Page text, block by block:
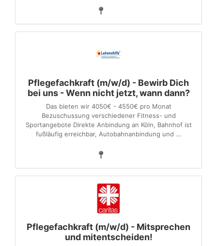
Pflegefachkraft (m/w/d) - Bewirb Dich
bei uns - Wenn nicht jetzt, wann dann?
Das bieten wir 4050€ - 4550€ pro Monat
Bezuschussung verschiedener Fitness- und
Sportangebote Direkte Anbindung an Köln, Bahnhof ist
fußläufig erreichbar, Autobahnanbindung und ...
Pflegefachkraft (m/w/d) - Mitsprechen
und mitentscheiden!